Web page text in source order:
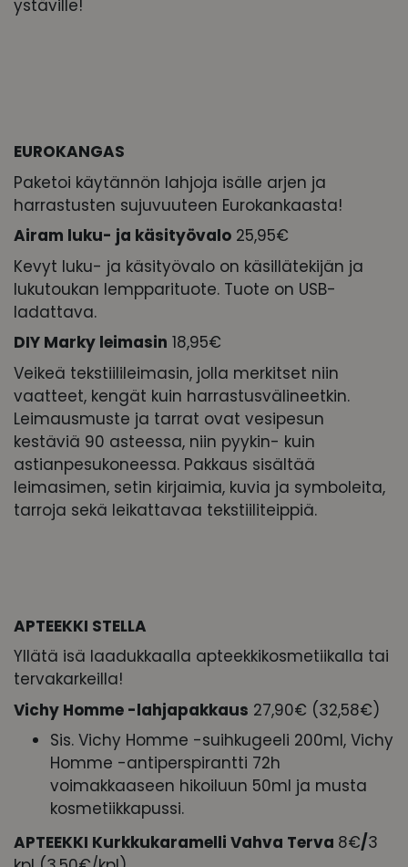
ystäville!
EUROKANGAS
Paketoi käytännön lahjoja isälle arjen ja
harrastusten sujuvuuteen Eurokankaasta!
Airam luku- ja käsityövalo 25,95€
Kevyt luku- ja käsityövalo on käsillätekijän ja
lukutoukan lempparituote. Tuote on USB-
ladattava.
DIY Marky leimasin 18,95€
Veikeä tekstiilileimasin, jolla merkitset niin
vaatteet, kengät kuin harrastusvälineetkin.
Leimausmuste ja tarrat ovat vesipesun
kestäviä 90 asteessa, niin pyykin- kuin
astianpesukoneessa. Pakkaus sisältää
leimasimen, setin kirjaimia, kuvia ja symboleita,
tarroja sekä leikattavaa tekstiiliteippiä.
APTEEKKI STELLA
Yllätä isä laadukkaalla apteekkikosmetiikalla tai
tervakarkeilla!
Vichy Homme -lahjapakkaus 27,90€ (32,58€)
Sis. Vichy Homme -suihkugeeli 200ml, Vichy
Homme -antiperspirantti 72h
voimakkaaseen hikoiluun 50ml ja musta
kosmetiikkapussi.
APTEEKKI Kurkkukaramelli Vahva Terva 8€/3